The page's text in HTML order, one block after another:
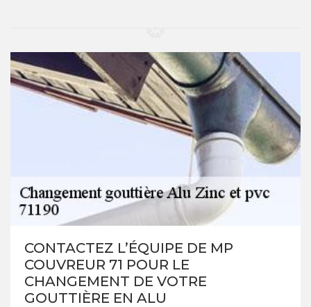
CONTACTEZ L’ÉQUIPE DE MP
COUVREUR 71 POUR LE
CHANGEMENT DE VOTRE
GOUTTIÈRE EN ALU